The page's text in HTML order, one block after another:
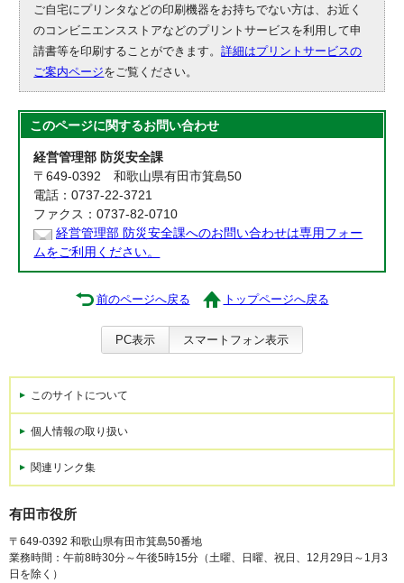
ご自宅にプリンタなどの印刷機器をお持ちでない方は、お近く
のコンビニエンスストアなどのプリントサービスを利用して申
請書等を印刷することができます。詳細はプリントサービスの
ご案内ページをご覧ください。
このページに関するお問い合わせ
経営管理部 防災安全課
〒649-0392 和歌山県有田市箕島50
電話：0737-22-3721
ファクス：0737-82-0710
経営管理部 防災安全課へのお問い合わせは専用フォー
ムをご利用ください。
前のページへ戻る トップページへ戻る
PC表示 スマートフォン表示
このサイトについて
個人情報の取り扱い
関連リンク集
有田市役所
〒649-0392 和歌山県有田市箕島50番地
業務時間：午前8時30分～午後5時15分（土曜、日曜、祝日、12月29日～1月3
日を除く）